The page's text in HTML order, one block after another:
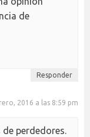
de
Responder
2016 a las 8:59 pm
perdedores.